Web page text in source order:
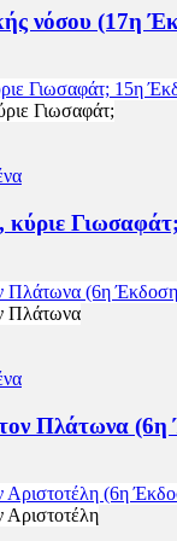
νόσου (17η
κύριε
Πλάτωνα